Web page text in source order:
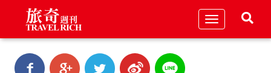
Toggle